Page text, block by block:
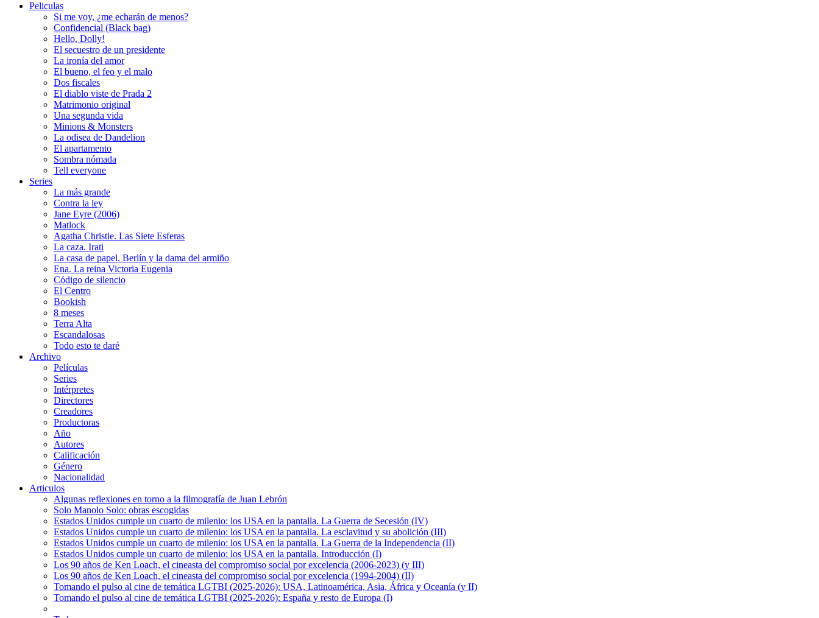
Peliculas
Si me voy, ¿me echarán de menos?
Confidencial (Black bag)
Hello, Dolly!
El secuestro de un presidente
La ironía del amor
El bueno, el feo y el malo
Dos fiscales
El diablo viste de Prada 2
Matrimonio original
Una segunda vida
Minions & Monsters
La odisea de Dandelion
El apartamento
Sombra nómada
Tell everyone
Series
La más grande
Contra la ley
Jane Eyre (2006)
Matlock
Agatha Christie. Las Siete Esferas
La caza. Irati
La casa de papel. Berlín y la dama del armiño
Ena. La reina Victoria Eugenia
Código de silencio
El Centro
Bookish
8 meses
Terra Alta
Escandalosas
Todo esto te daré
Archivo
Películas
Series
Intérpretes
Directores
Creadores
Productoras
Año
Autores
Calificación
Género
Nacionalidad
Articulos
Algunas reflexiones en torno a la filmografía de Juan Lebrón
Solo Manolo Solo: obras escogidas
Estados Unidos cumple un cuarto de milenio: los USA en la pantalla. La Guerra de Secesión (IV)
Estados Unidos cumple un cuarto de milenio: los USA en la pantalla. La esclavitud y su abolición (III)
Estados Unidos cumple un cuarto de milenio: los USA en la pantalla. La Guerra de la Independencia (II)
Estados Unidos cumple un cuarto de milenio: los USA en la pantalla. Introducción (I)
Los 90 años de Ken Loach, el cineasta del compromiso social por excelencia (2006-2023) (y III)
Los 90 años de Ken Loach, el cineasta del compromiso social por excelencia (1994-2004) (II)
Tomando el pulso al cine de temática LGTBI (2025-2026): USA, Latinoamérica, Asia, África y Oceanía (y II)
Tomando el pulso al cine de temática LGTBI (2025-2026): España y resto de Europa (I)